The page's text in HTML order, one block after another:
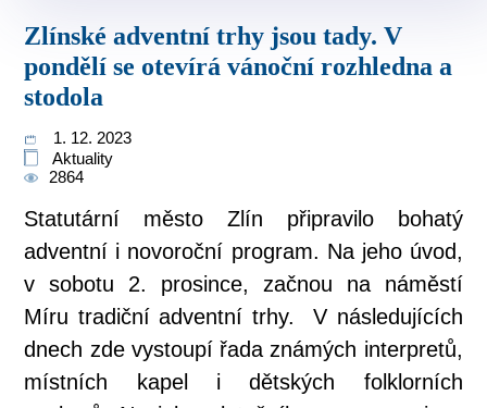
Zlínské adventní trhy jsou tady. V
pondělí se otevírá vánoční rozhledna a
stodola
1. 12. 2023
Aktuality
2864
Statutární město Zlín připravilo bohatý
adventní i novoroční program. Na jeho úvod,
v sobotu 2. prosince, začnou na náměstí
Míru tradiční adventní trhy. V následujících
dnech zde vystoupí řada známých interpretů,
místních kapel i dětských folklorních